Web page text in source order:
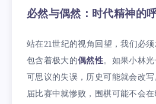
必然与偶然：时代精神的
站在21世纪的视角回望，我们必
包含着极大的偶然性。如果小林
可思议的失误，历史可能就会改
届比赛中就惨败，围棋可能不会